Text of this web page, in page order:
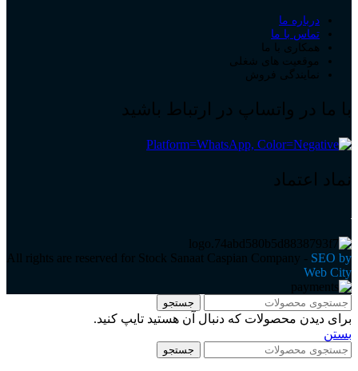
درباره ما
تماس با ما
همکاری با ما
موقعیت های شغلی
نمایندگی فروش
با ما در واتساپ در ارتباط باشید
نماد اعتماد
All rights are reserved for Stock Sanaat Caspian Company - SEO by
Web City
جستجو
برای دیدن محصولات که دنبال آن هستید تایپ کنید.
بستن
جستجو